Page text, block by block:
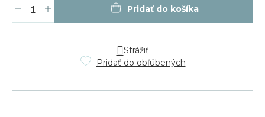
Pridať do košíka
Strážiť
Pridať do obľúbených